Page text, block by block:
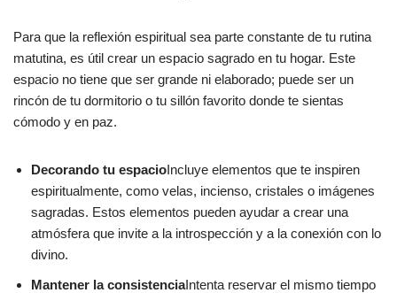
Para que la reflexión espiritual sea parte constante de tu rutina
matutina, es útil crear un espacio sagrado en tu hogar. Este
espacio no tiene que ser grande ni elaborado; puede ser un
rincón de tu dormitorio o tu sillón favorito donde te sientas
cómodo y en paz.
Decorando tu espacioIncluye elementos que te inspiren
espiritualmente, como velas, incienso, cristales o imágenes
sagradas. Estos elementos pueden ayudar a crear una
atmósfera que invite a la introspección y a la conexión con lo
divino.
Mantener la consistenciaIntenta reservar el mismo tiempo